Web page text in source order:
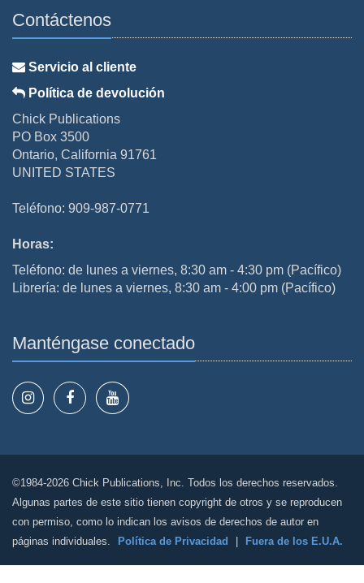
Contáctenos
Servicio al cliente
Política de devolución
Chick Publications
PO Box 3500
Ontario, California 91761
UNITED STATES
Teléfono: 909-987-0771
Horas:
Teléfono: de lunes a viernes, 8:30 am - 4:30 pm (Pacífico)
Librería: de lunes a viernes, 8:30 am - 4:00 pm (Pacífico)
Manténgase conectado
©1984-2026 Chick Publications, Inc. Todos los derechos reservados.
Algunas partes de este sitio tienen copyright de otros y se reproducen
con permiso, como lo indican los avisos de derechos de autor en
páginas individuales.
Política de Privacidad Fuera de los E.U.A.